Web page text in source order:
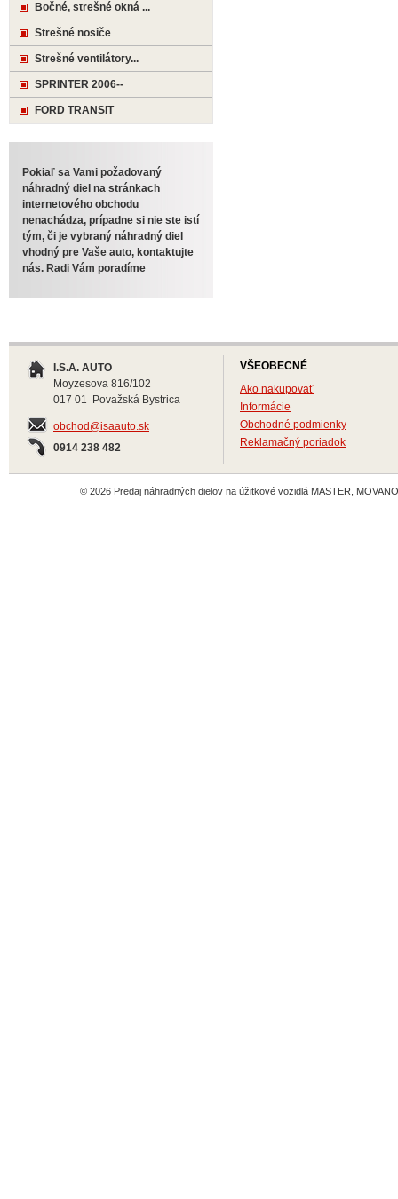
Bočné, strešné okná ...
Strešné nosiče
Strešné ventilátory...
SPRINTER 2006--
FORD TRANSIT
Pokiaľ sa Vami požadovaný
náhradný diel na stránkach
internetového obchodu
nenachádza, prípadne si nie ste istí
tým, či je vybraný náhradný diel
vhodný pre Vaše auto, kontaktujte
nás. Radi Vám poradíme
I.S.A. AUTO
Moyzesova 816/102
017 01 Považská Bystrica
obchod@isaauto.sk
0914 238 482
VŠEOBECNÉ
Ako nakupovať
Informácie
Obchodné podmienky
Reklamačný poriadok
© 2026 Predaj náhradných dielov na úžitkové vozidlá MASTER,